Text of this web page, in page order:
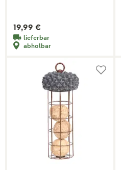
19,99 €
lieferbar
abholbar